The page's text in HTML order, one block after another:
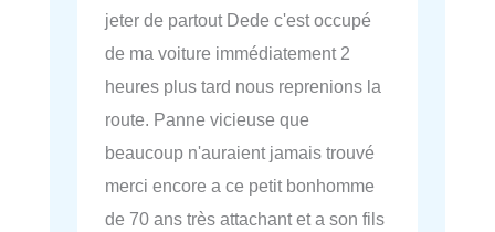
jeter de partout Dede c'est occupé
de ma voiture immédiatement 2
heures plus tard nous reprenions la
route. Panne vicieuse que
beaucoup n'auraient jamais trouvé
merci encore a ce petit bonhomme
de 70 ans très attachant et a son fils